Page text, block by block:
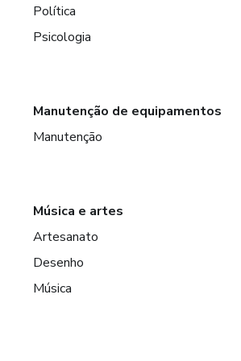
Política
Psicologia
Manutenção de equipamentos
Manutenção
Música e artes
Artesanato
Desenho
Música